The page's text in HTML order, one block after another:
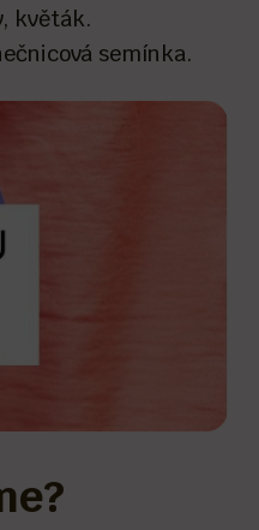
květák.
semínka.